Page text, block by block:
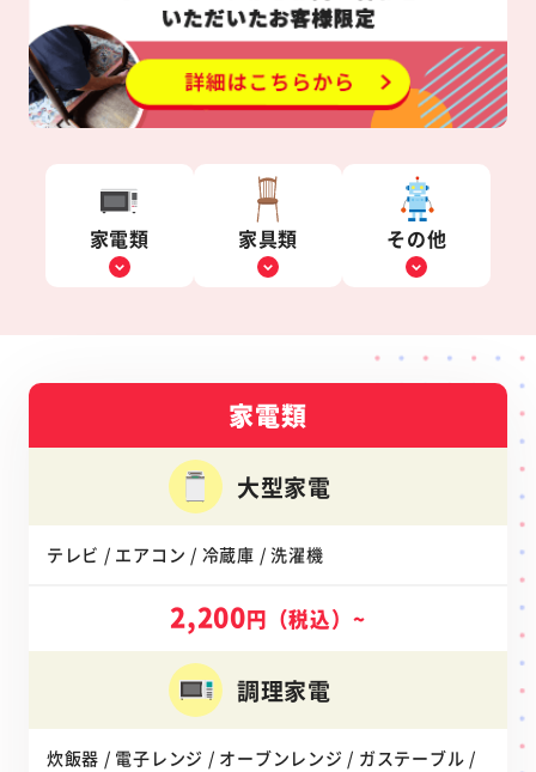
家電類 家具類 その他
家電類
大型家電
テレビ / エアコン / 冷蔵庫 / 洗濯機
2,200円（税込）~
調理家電
炊飯器 / 電子レンジ / オーブンレンジ / ガステーブル /